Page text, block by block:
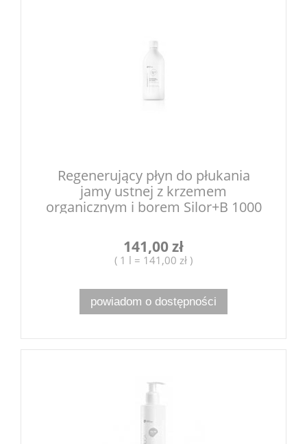
Regenerujący płyn do płukania
jamy ustnej z krzemem
organicznym i borem Silor+B 1000
141,00 zł
( 1 l = 141,00 zł )
powiadom o dostępności